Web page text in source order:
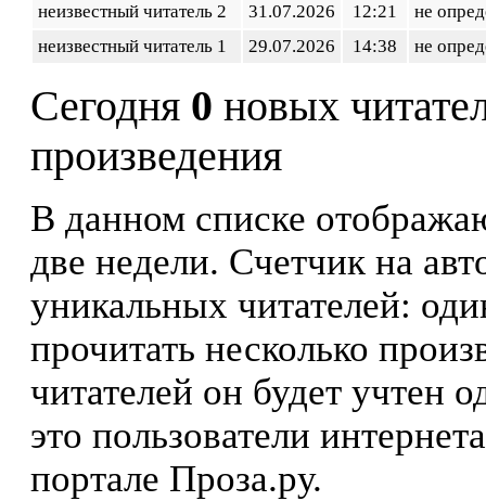
неизвестный читатель 2
31.07.2026 12:21
не
неизвестный читатель 1
29.07.2026 14:38 не
Сегодня 0 новых
произведения
В данном списке
две недели. Счетчик на
уникальных читателей:
прочитать несколько
читателей он будет учтен
это пользователи
портале Проза.ру.